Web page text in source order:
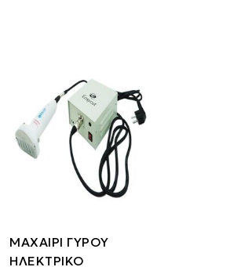
ΜΑΧΑΙΡΙ ΓΥΡΟΥ
ΗΛΕΚΤΡΙΚΟ